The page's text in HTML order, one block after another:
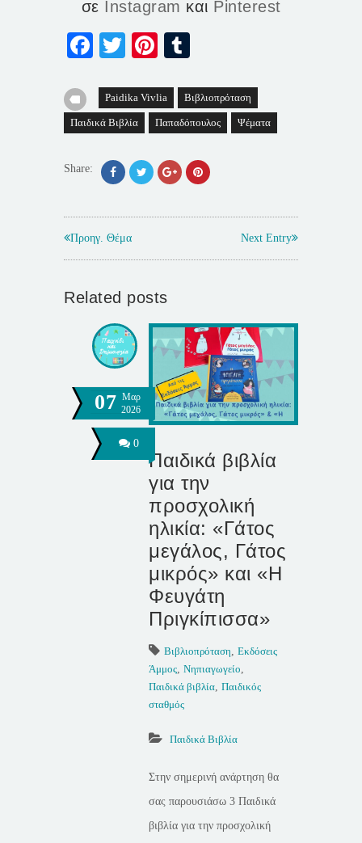
σε Instagram και Pinterest
Facebook
TwitterPinterest
Paidika Vivlia Βιβλιοπρόταση
Παιδικά Βιβλία Παπαδόπουλος Ψέματα
Share:
Προηγ. Θέμα Next Entry
Related posts
07 Μαρ
2026
0
Παιδικά βιβλία
για την
προσχολική
ηλικία: «Γάτος
μεγάλος, Γάτος
μικρός» και «Η
Φευγάτη
Πριγκίπισσα»
Βιβλιοπρόταση, Εκδόσεις
Άμμος, Νηπιαγωγείο,
Παιδικά βιβλία, Παιδικός
σταθμός
Παιδικά Βιβλία
Στην σημερινή ανάρτηση θα
σας παρουσιάσω 3 Παιδικά
βιβλία για την προσχολική